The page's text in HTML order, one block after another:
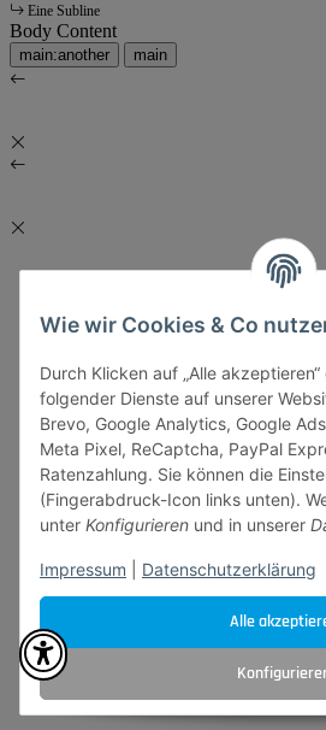
Alle
Wie wir Cookies & Co
Durch Klicken auf „Alle
folgender Dienste auf unserer
Brevo, Google Analytics, Google
Meta Pixel, ReCaptcha, PayPal
Ratenzahlung. Sie können die
(Fingerabdruck-Icon links unten).
unter Konfigurieren und in unserer
Impressum Datenschutzerklärung
Eine Subline
Body Content
main:another main